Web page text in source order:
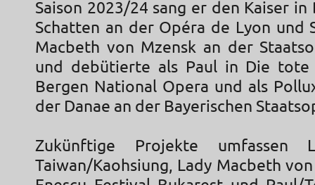
Saison 2023/24 sang er den Kaiser in
Schatten an der Opéra de Lyon und
Macbeth von Mzensk an der
und debütierte als Paul in Die
Bergen National Opera und als
der Danae an der Bayerischen
Zukünftige Projekte umfassen
Taiwan/Kaohsiung, Lady Macbeth